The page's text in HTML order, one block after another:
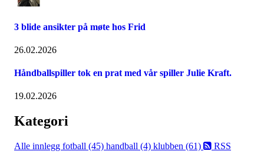
3 blide ansikter på møte hos Frid
26.02.2026
Håndballspiller tok en prat med vår spiller Julie Kraft.
19.02.2026
Kategori
Alle innlegg fotball (45) handball (4) klubben (61) RSS